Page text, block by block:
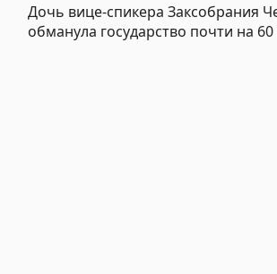
Дочь вице-спикера Заксобрания
обманула государство почти на